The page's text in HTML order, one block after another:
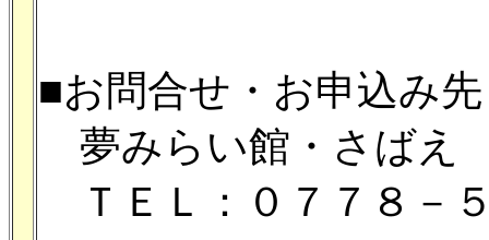
■お問合せ・お申込み先
夢みらい館・さばえ
ＴＥＬ：０７７８－